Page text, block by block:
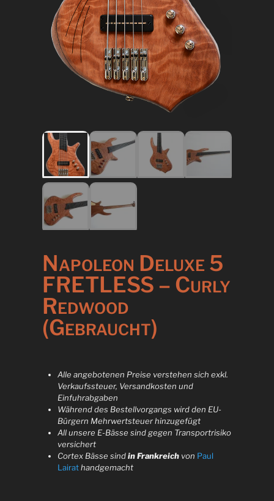
Napoleon Deluxe 5
FRETLESS – Curly
Redwood
(Gebraucht)
Alle angebotenen Preise verstehen sich exkl.
Verkaufssteuer, Versandkosten und
Einfuhrabgaben
Während des Bestellvorgangs wird den EU-
Bürgern Mehrwertsteuer hinzugefügt
All unsere E-Bässe sind gegen Transportrisiko
versichert
Cortex Bässe sindin Frankreichvon Paul
Lairathandgemacht